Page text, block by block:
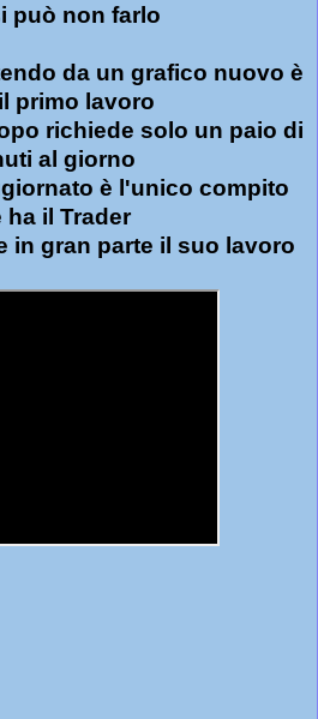
può non farlo
da un grafico nuovo è
primo lavoro
richiede solo un paio di
al giorno
è l'unico compito
ha il Trader
in gran parte il suo lavoro